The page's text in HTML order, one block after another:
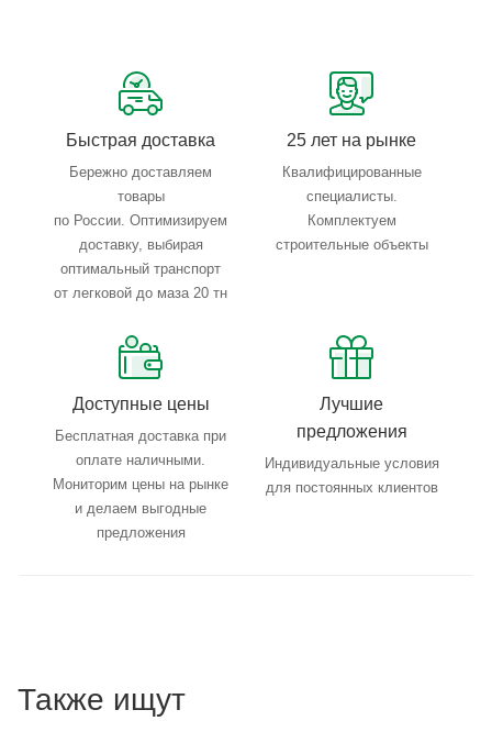
Тройной весовой контроль: въезд, погрузка, выезд
Быстрая доставка
Бережно доставляем
товары
по России. Оптимизируем
доставку, выбирая
оптимальный транспорт
от легковой до маза 20 тн
25 лет на рынке
Квалифицированные
специалисты.
Комплектуем
строительные объекты
Доступные цены
Бесплатная доставка при
оплате наличными.
Мониторим цены на рынке
и делаем выгодные
предложения
Лучшие
предложения
Индивидуальные условия
для постоянных клиентов
Также ищут